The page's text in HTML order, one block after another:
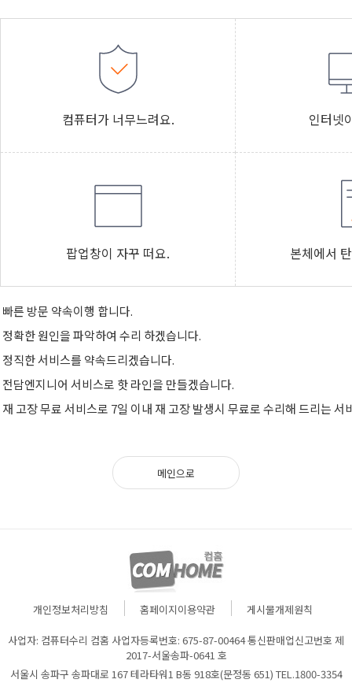
컴퓨터가 너무느려요. 인터넷
팝업창이 자꾸 떠요. 본체에서
빠른 방문 약속이행 합니다.
정확한 원인을 파악하여 수리 하겠습니다.
정직한 서비스를 약속드리겠습니다.
전담엔지니어 서비스로 핫 라인을 만들겠습니다.
재 고장 무료 서비스로 7일 이내 재 고장 발생시 무료로 수리해 드리는 서
메인으로
개인정보처리방침 홈페이지이용약관 게시물개제원칙
사업자: 컴퓨터수리 컴홈 사업자등록번호: 675-87-00464 통신판매업신고번호 제
2017-서울송파-0641 호
서울시 송파구 송파대로 167 테라타워1 B동 918호(문정동 651) TEL.1800-3354